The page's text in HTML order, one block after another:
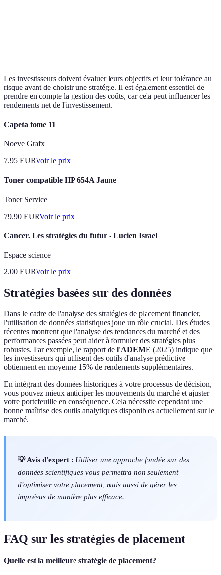
Les investisseurs doivent évaluer leurs objectifs et leur tolérance au
risque avant de choisir une stratégie. Il est également essentiel de
prendre en compte la gestion des coûts, car cela peut influencer les
rendements net de l'investissement.
Capeta tome 11
Noeve Grafx
7.95 EURVoir le prix
Toner compatible HP 654A Jaune
Toner Service
79.90 EURVoir le prix
Cancer. Les stratégies du futur - Lucien Israel
Espace science
2.00 EURVoir le prix
Stratégies basées sur des données
Dans le cadre de l'analyse des stratégies de placement financier,
l'utilisation de données statistiques joue un rôle crucial. Des études
récentes montrent que l'analyse des tendances du marché et des
performances passées peut aider à formuler des stratégies plus
robustes. Par exemple, le rapport de l'ADEME (2025) indique que
les investisseurs qui utilisent des outils d'analyse prédictive
obtiennent en moyenne 15% de rendements supplémentaires.
En intégrant des données historiques à votre processus de décision,
vous pouvez mieux anticiper les mouvements du marché et ajuster
votre portefeuille en conséquence. Cela nécessite cependant une
bonne maîtrise des outils analytiques disponibles actuellement sur le
marché.
💡 Avis d'expert : Utiliser une approche fondée sur des
données scientifiques vous permettra non seulement
d'optimiser votre placement, mais aussi de gérer les
imprévus de manière plus efficace.
FAQ sur les stratégies de placement
Quelle est la meilleure stratégie de placement?